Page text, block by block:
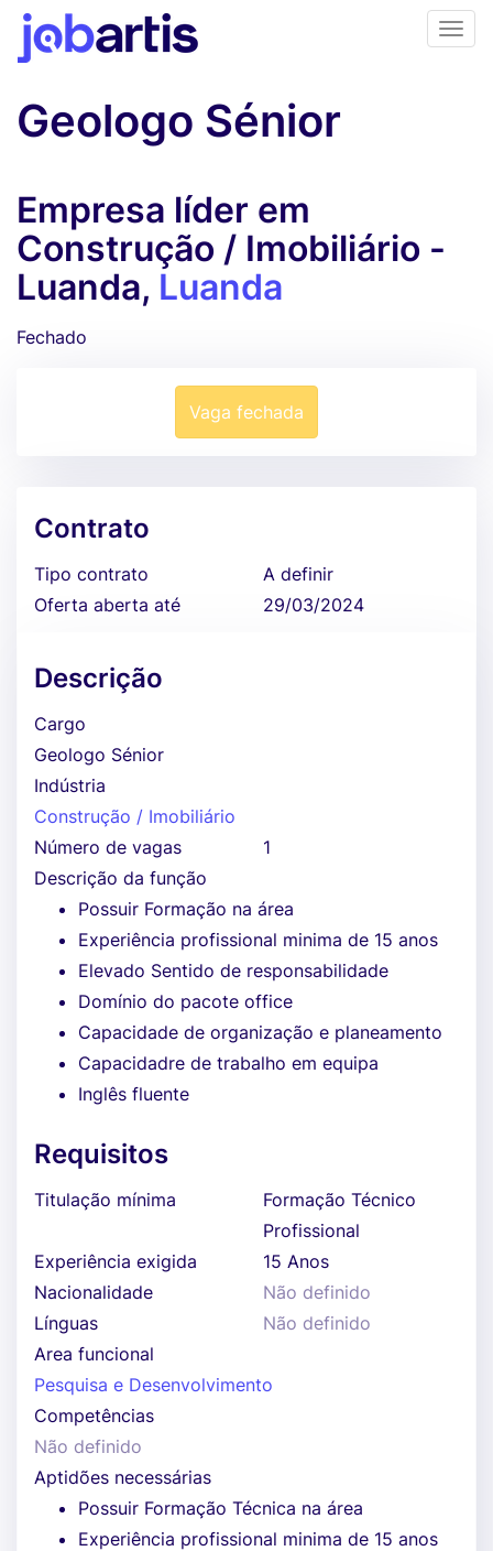
Geologo Sénior
Empresa líder em
Construção / Imobiliário -
Luanda, Luanda
Fechado
Vaga fechada
Contrato
Tipo contrato
A definir
Oferta aberta até
29/03/2024
Descrição
Cargo
Geologo Sénior
Indústria
Construção / Imobiliário
Número de vagas
1
Descrição da função
Possuir Formação na área
Experiência profissional minima de 15 anos
Elevado Sentido de responsabilidade
Domínio do pacote office
Capacidade de organização e planeamento
Capacidadre de trabalho em equipa
Inglês fluente
Requisitos
Titulação mínima
Formação Técnico
Profissional
Experiência exigida
15 Anos
Nacionalidade
Não definido
Línguas
Não definido
Area funcional
Pesquisa e Desenvolvimento
Competências
Não definido
Aptidões necessárias
Possuir Formação Técnica na área
Experiência profissional minima de 15 anos